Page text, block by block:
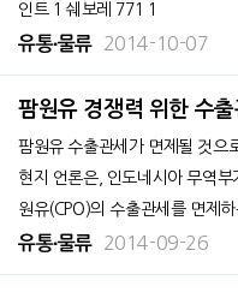
인트 1 쉐보레 771 1
유통∙물류 2014-10-07
팜원유 경쟁력 위한 수
팜원유 수출관세가 면제될 것으
현지 언론은, 인도네시아 무역부
원유(CPO)의 수출관세를 면제
토중이라고 보도했다. 전세계적
가격 하락이 추세인 가운데 비관
유통∙물류 2014-09-26